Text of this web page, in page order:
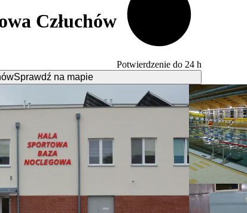
Człuchów
Potwierdzenie do 24 h
Sprawdź na mapie